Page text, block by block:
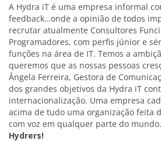
A Hydra iT é uma empresa informal
feedback…onde a opinião de todos
recrutar atualmente Consultores
Programadores, com perfis júnior e
funções na área de IT. Temos a
queremos que as nossas pessoas
Ângela Ferreira, Gestora de
dos grandes objetivos da Hydra iT
internacionalização. Uma empresa
acima de tudo uma organização feita
com voz em qualquer parte do mundo.
Hydrers!